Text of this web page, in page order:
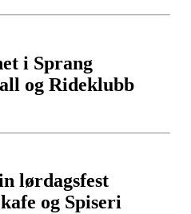
i Sprang
og Rideklubb
lørdagsfest
og Spiseri